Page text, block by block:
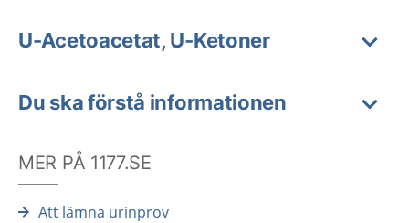
U-Acetoacetat, U-Ketoner
Du ska förstå informationen
MER PÅ 1177.SE
Att lämna urinprov